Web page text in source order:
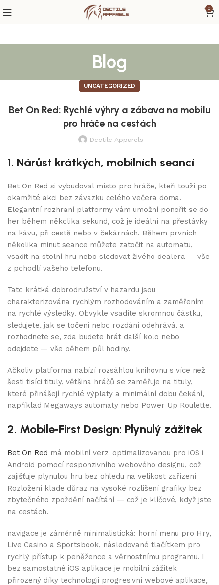
0
Blog
UNCATEGORIZED
Bet On Red: Rychlé výhry a zábava na mobilu
pro hráče na cestách
Dectile Apparels
1. Nárůst krátkých, mobilních seancí
Bet On Red si vybudoval místo pro hráče, kteří touží po
okamžité akci bez závazku celého večera doma.
Elegantní rozhraní platformy vám umožní ponořit se do
her během několika sekund, což je ideální na přestávky
na kávu, při cestě nebo v čekárnách. Během prvních
několika minut seance můžete zatočit na automatu,
vsadit na stolní hru nebo sledovat živého dealera — vše
z pohodlí vašeho telefonu.
Tato krátká dobrodružství v hazardu jsou
charakterizována rychlým rozhodováním a zaměřením
na rychlé výsledky. Obvykle vsadíte skromnou částku,
sledujete, jak se točení nebo rozdání odehrává, a
rozhodnete se, zda budete hrát další kolo nebo
odejdete — vše během půl hodiny.
Ačkoliv platforma nabízí rozsáhlou knihovnu s více než
šesti tisíci tituly, většina hráčů se zaměřuje na tituly,
které přinášejí rychlé výplaty a minimální dobu čekání,
například Megaways automaty nebo Power Up Roulette.
2. Mobile‑First Design: Plynulý zážitek
Bet On Red má mobilní verzi optimalizovanou pro iOS i
Android pomocí responzivního webového designu, což
zajišťuje plynulou hru bez ohledu na velikost zařízení.
Rozložení klade důraz na vysoké rozlišení grafiky bez
zbytečného zpoždění načítání — což je klíčové, když jste
na cestách.
navigace je záměrně minimalistická: horní menu pro Hry,
Live Casino a Sportsbook, následované tlačítkem pro
rychlý přístup k peněžence a věrnostnímu programu. I
bez samostatné iOS aplikace je mobilní zážitek
přirozený díky technologii progresivní webové aplikace,